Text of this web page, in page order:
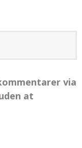
via
at